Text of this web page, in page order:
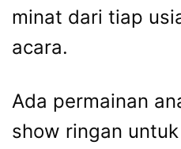
minat dari tiap
acara.
Ada permainan
show ringan untuk